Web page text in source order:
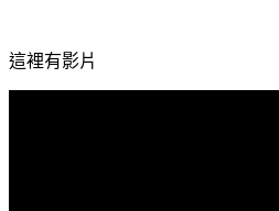
這裡有影片